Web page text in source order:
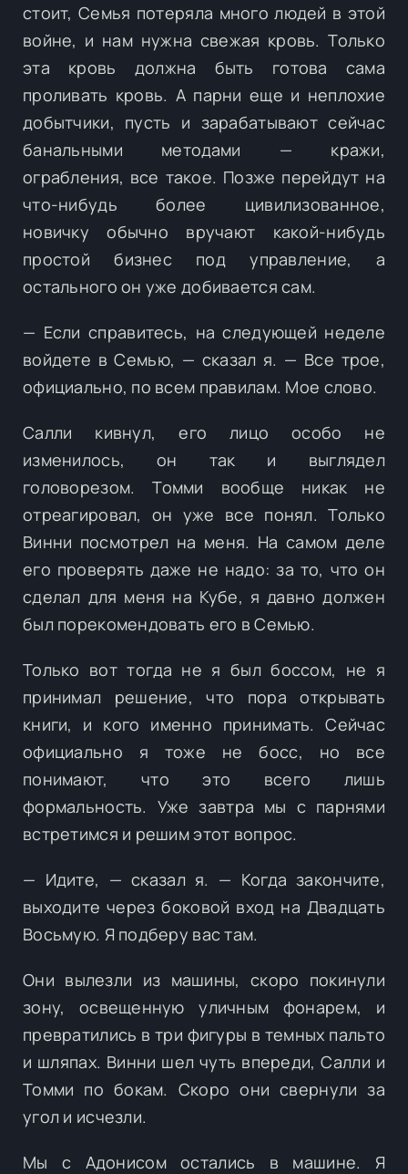
стоит, Семья потеряла много людей в этой
войне, и нам нужна свежая кровь. Только
эта кровь должна быть готова сама
проливать кровь. А парни еще и неплохие
добытчики, пусть и зарабатывают сейчас
банальными методами — кражи,
ограбления, все такое. Позже перейдут на
что-нибудь более цивилизованное,
новичку обычно вручают какой-нибудь
простой бизнес под управление, а
остального он уже добивается сам.
— Если справитесь, на следующей неделе
войдете в Семью, — сказал я. — Все трое,
официально, по всем правилам. Мое слово.
Салли кивнул, его лицо особо не
изменилось, он так и выглядел
головорезом. Томми вообще никак не
отреагировал, он уже все понял. Только
Винни посмотрел на меня. На самом деле
его проверять даже не надо: за то, что он
сделал для меня на Кубе, я давно должен
был порекомендовать его в Семью.
Только вот тогда не я был боссом, не я
принимал решение, что пора открывать
книги, и кого именно принимать. Сейчас
официально я тоже не босс, но все
понимают, что это всего лишь
формальность. Уже завтра мы с парнями
встретимся и решим этот вопрос.
— Идите, — сказал я. — Когда закончите,
выходите через боковой вход на Двадцать
Восьмую. Я подберу вас там.
Они вылезли из машины, скоро покинули
зону, освещенную уличным фонарем, и
превратились в три фигуры в темных пальто
и шляпах. Винни шел чуть впереди, Салли и
Томми по бокам. Скоро они свернули за
угол и исчезли.
Мы с Адонисом остались в машине. Я